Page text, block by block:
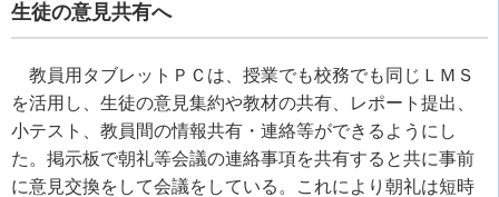
生徒の意見共有へ
教員用タブレットＰＣは、授業でも校務でも同じＬＭＳ
を活用し、生徒の意見集約や教材の共有、レポート提出、
小テスト、教員間の情報共有・連絡等ができるようにし
た。掲示板で朝礼等会議の連絡事項を共有すると共に事前
に意見交換をして会議をしている。これにより朝礼は短時